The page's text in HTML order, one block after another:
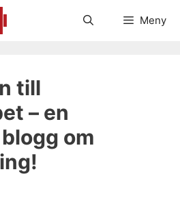
Meny
till
– en
om